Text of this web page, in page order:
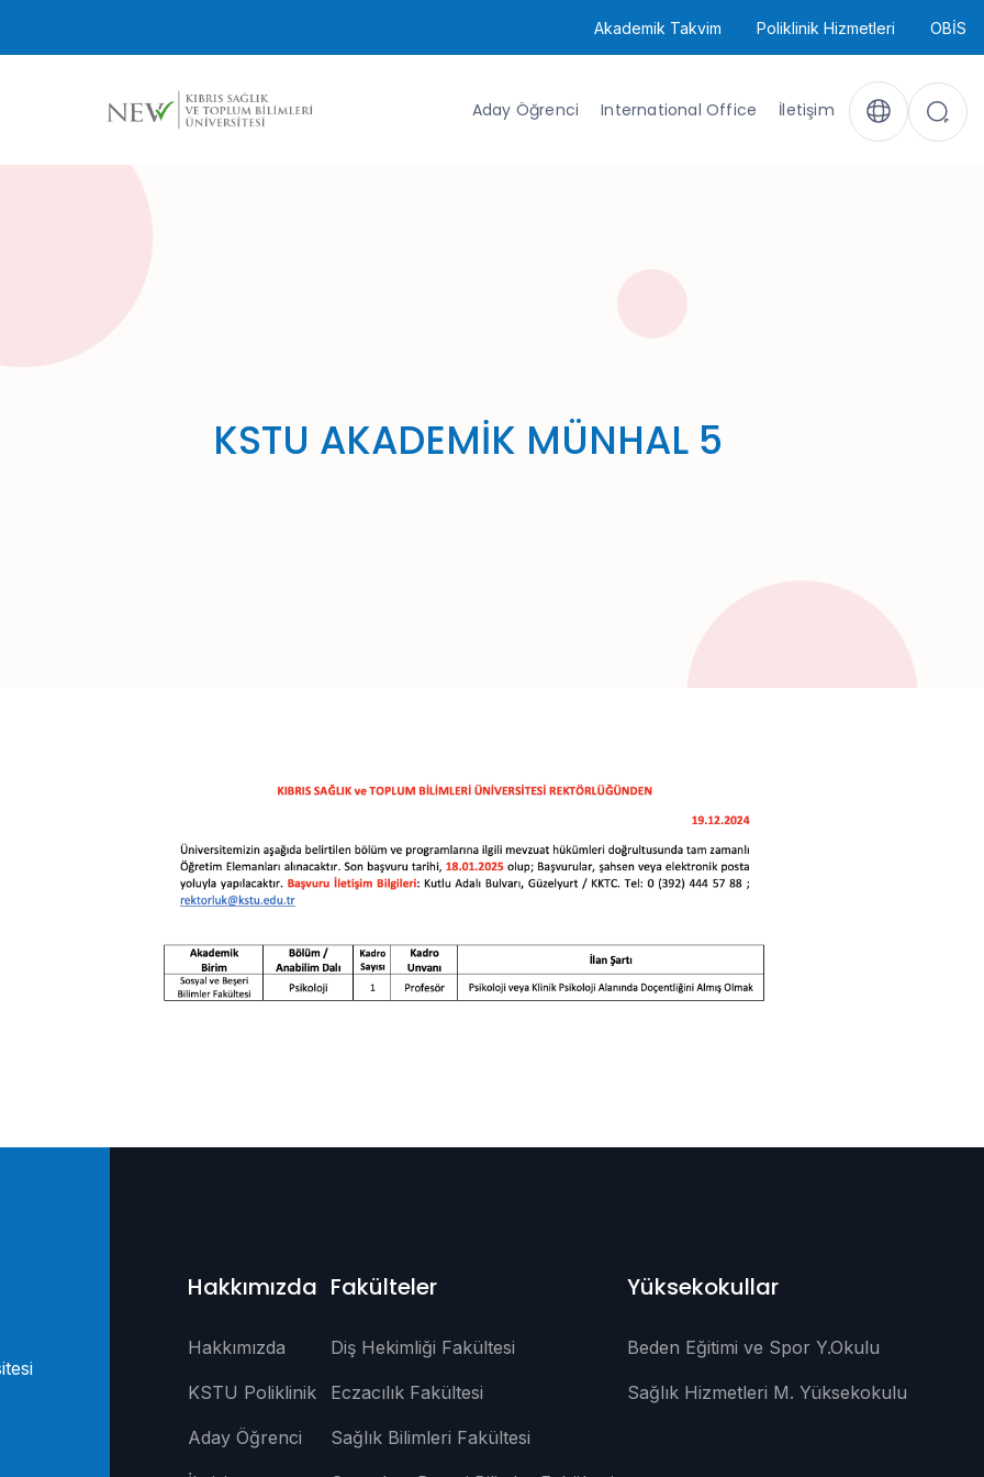
Akademik Takvim Poliklinik Hizmetleri OBİS
Aday Öğrenci International Office İletişim
KSTU AKADEMİK MÜNHAL 5
Hakkımızda
Hakkımızda
KSTU Poliklinik
Aday Öğrenci
Fakülteler
Diş Hekimliği Fakültesi
Eczacılık Fakültesi
Sağlık Bilimleri Fakültesi
Yüksekokullar
Beden Eğitimi ve Spor Y.Okulu
Sağlık Hizmetleri M. Yüksekokulu